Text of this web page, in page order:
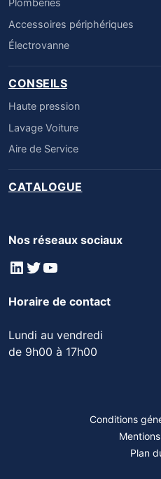
Plomberies
Accessoires périphériques
Électrovanne
CONSEILS
Haute pression
Lavage Voiture
Aire de Service
CATALOGUE
Nos réseaux sociaux
LinkedIn
Twitter
YouTube
Horaire de contact
Lundi au vendredi
de 9h00 à 17h00
Conditions
Plan